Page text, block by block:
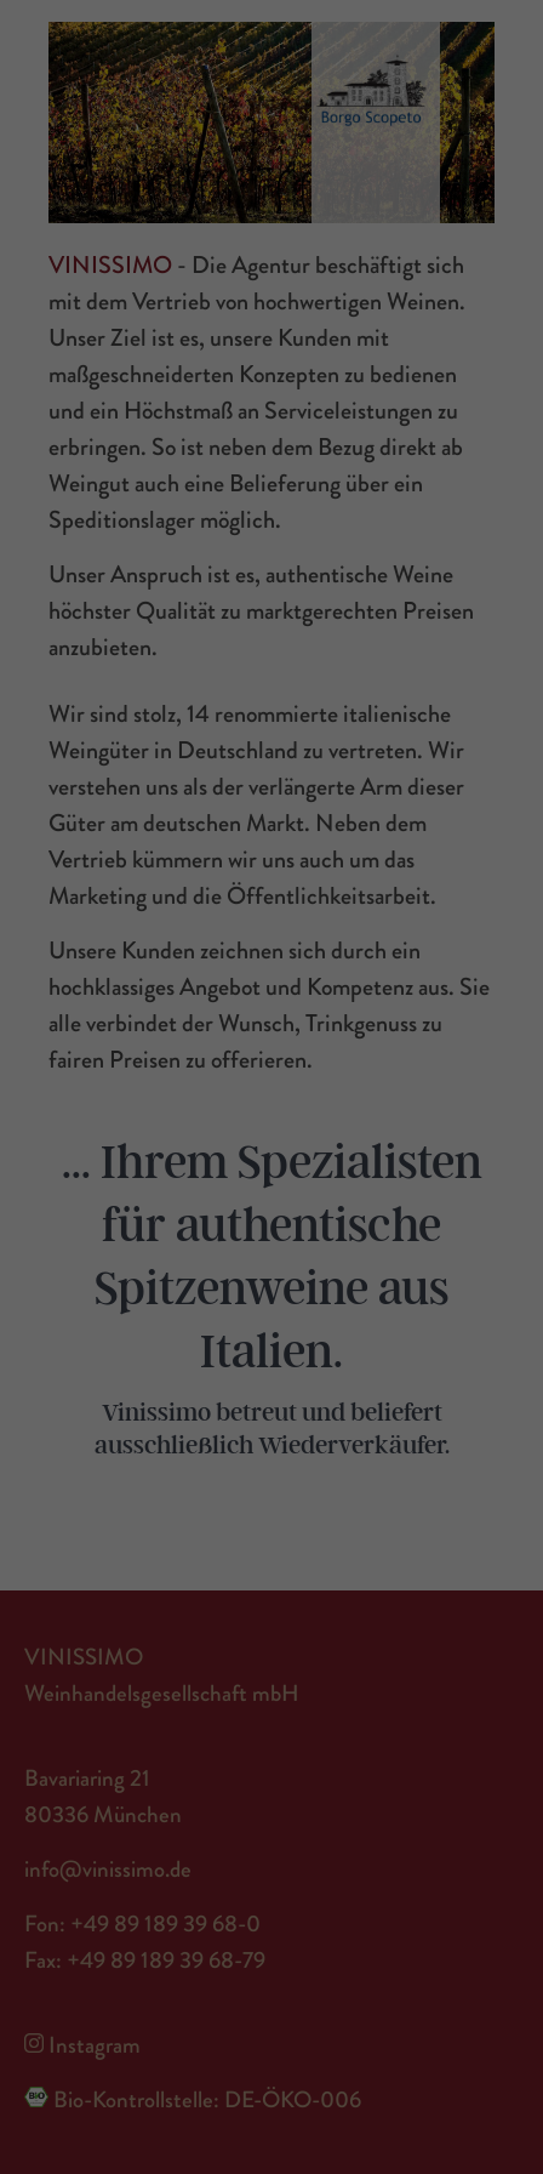
VINISSIMO - Die Agentur beschäftigt sich
mit dem Vertrieb von hochwertigen Weinen.
Unser Ziel ist es, unsere Kunden mit
maßgeschneiderten Konzepten zu bedienen
und ein Höchstmaß an Serviceleistungen zu
erbringen. So ist neben dem Bezug direkt ab
Weingut auch eine Belieferung über ein
Speditionslager möglich.
Unser Anspruch ist es, authentische Weine
höchster Qualität zu marktgerechten Preisen
anzubieten.
Wir sind stolz, 14 renommierte italienische
Weingüter in Deutschland zu vertreten. Wir
verstehen uns als der verlängerte Arm dieser
Güter am deutschen Markt. Neben dem
Vertrieb kümmern wir uns auch um das
Marketing und die Öffentlichkeitsarbeit.
Unsere Kunden zeichnen sich durch ein
hochklassiges Angebot und Kompetenz aus. Sie
alle verbindet der Wunsch, Trinkgenuss zu
fairen Preisen zu offerieren.
... Ihrem Spezialisten
für authentische
Spitzenweine aus
Italien.
Vinissimo betreut und beliefert
ausschließlich Wiederverkäufer.
VINISSIMO
Weinhandelsgesellschaft mbH
Bavariaring 21
80336 München
info@vinissimo.de
Fon: +49 89 189 39 68-0
Fax: +49 89 189 39 68-79
Instagram
Bio-Kontrollstelle: DE-ÖKO-006